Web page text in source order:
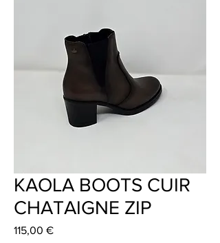
KAOLA BOOTS CUIR
CHATAIGNE ZIP
115,00 €Prix